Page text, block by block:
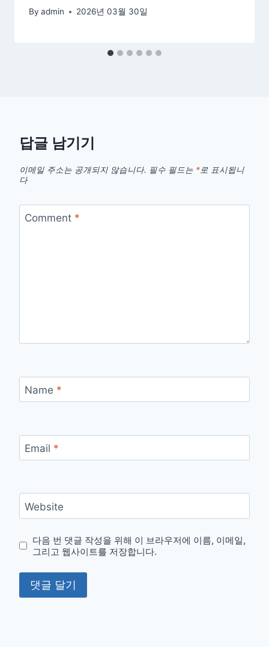
By admin 2026년 03월 30일
답글 남기기
이메일 주소는 공개되지 않습니다. 필수 필드는 *로 표시됩니
다
Comment *
Name *
Email *
Website
다음 번 댓글 작성을 위해 이 브라우저에 이름, 이메일,
그리고 웹사이트를 저장합니다.